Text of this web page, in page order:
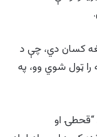
وایي، په وژل شویو ۱۲ تنه هغه کسان دي، چې د
ټول شوي وو، په
“قحطۍ او